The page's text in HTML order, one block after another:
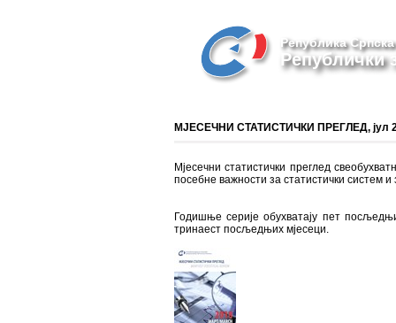
Република Српска
Републички
МЈЕСЕЧНИ СТАТИСТИЧКИ ПРЕГЛЕД, јул
Мјесечни статистички преглед
посебне важности за статистички систем
Годишње серије обухватају пет
тринаест посљедњих мјесеци.